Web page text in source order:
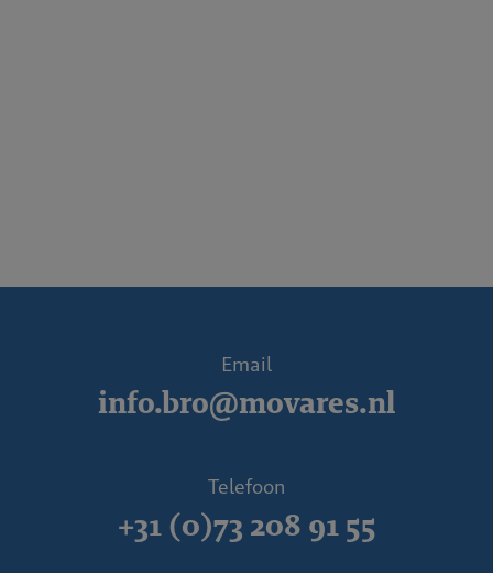
Email
info.bro@movares.nl
Telefoon
+31 (0)73 208 91 55